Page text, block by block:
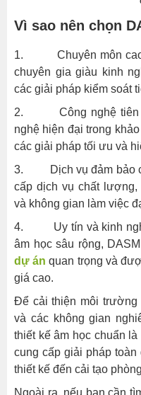
Vì sao nên chọn
1. Chuyên môn cao:
chuyên gia giàu kinh
các giải pháp kiểm soát
2. Công nghệ tiên
nghệ hiện đại trong
các giải pháp tối ưu và
3. Dịch vụ đảm bảo
cấp dịch vụ chất lượng,
và không gian làm việc
4. Uy tín và kinh
âm học sâu rộng,
dự án quan trọng và
giá cao.
Để cải thiện môi trường
và các không gian
thiết kế âm học chuẩn
cung cấp giải pháp
thiết kế đến cải tạo